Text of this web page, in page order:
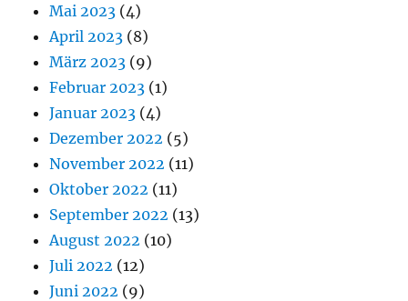
Mai 2023 (4)
April 2023 (8)
März 2023 (9)
Februar 2023 (1)
Januar 2023 (4)
Dezember 2022 (5)
November 2022 (11)
Oktober 2022 (11)
September 2022 (13)
August 2022 (10)
Juli 2022 (12)
Juni 2022 (9)